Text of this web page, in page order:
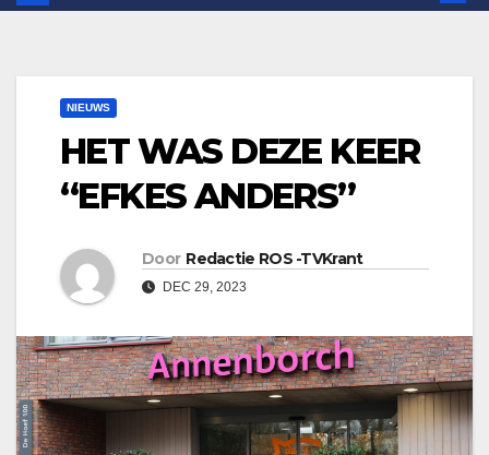
NIEUWS
HET WAS DEZE KEER
“EFKES ANDERS”
Door Redactie ROS -TVKrant
DEC 29, 2023